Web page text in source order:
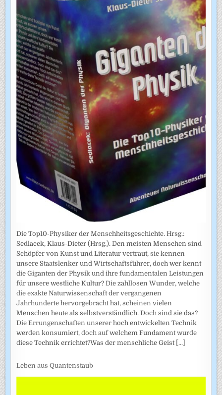
Die Top10-Physiker der Menschheitsgeschichte. Hrsg.:
Sedlacek, Klaus-Dieter (Hrsg.). Den meisten Menschen sind
Schöpfer von Kunst und Literatur vertraut, sie kennen
unsere Staatslenker und Wirtschaftsführer, doch wer kennt
die Giganten der Physik und ihre fundamentalen Leistungen
für unsere westliche Kultur? Die zahllosen Wunder, welche
die exakte Naturwissenschaft der vergangenen
Jahrhunderte hervorgebracht hat, scheinen vielen
Menschen heute als selbstverständlich. Doch sind sie das?
Die Errungenschaften unserer hoch entwickelten Technik
werden konsumiert, doch auf welchem Fundament wurde
diese Technik errichtet?Was der menschliche Geist [...]
Leben aus Quantenstaub